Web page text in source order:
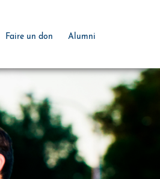
Faire un don Alumni